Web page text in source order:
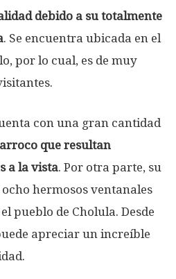
debido a su totalmente
. Se encuentra ubicada en el
por lo cual, es de muy
con una gran cantidad
que resultan
a la vista. Por otra parte, su
hermosos ventanales
pueblo de Cholula. Desde
apreciar un increíble